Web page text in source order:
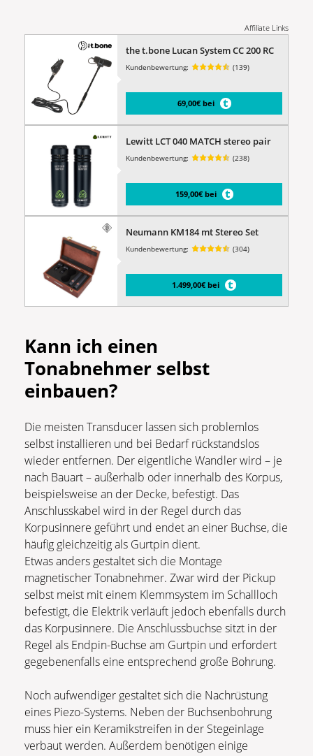
Affiliate Links
the t.bone Lucan System CC 200 RC
Kundenbewertung: (139)
69,00€ bei
Lewitt LCT 040 MATCH stereo pair
Kundenbewertung: (238)
159,00€ bei
Neumann KM184 mt Stereo Set
Kundenbewertung: (304)
1.499,00€ bei
Kann ich einen
Tonabnehmer selbst
einbauen?
Die meisten Transducer lassen sich problemlos
selbst installieren und bei Bedarf rückstandslos
wieder entfernen. Der eigentliche Wandler wird – je
nach Bauart – außerhalb oder innerhalb des Korpus,
beispielsweise an der Decke, befestigt. Das
Anschlusskabel wird in der Regel durch das
Korpusinnere geführt und endet an einer Buchse, die
häufig gleichzeitig als Gurtpin dient.
Etwas anders gestaltet sich die Montage
magnetischer Tonabnehmer. Zwar wird der Pickup
selbst meist mit einem Klemmsystem im Schallloch
befestigt, die Elektrik verläuft jedoch ebenfalls durch
das Korpusinnere. Die Anschlussbuchse sitzt in der
Regel als Endpin-Buchse am Gurtpin und erfordert
gegebenenfalls eine entsprechend große Bohrung.
Noch aufwendiger gestaltet sich die Nachrüstung
eines Piezo-Systems. Neben der Buchsenbohrung
muss hier ein Keramikstreifen in der Stegeinlage
verbaut werden. Außerdem benötigen einige